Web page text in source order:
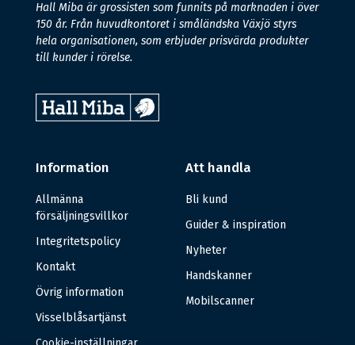
Hall Miba är grossisten som funnits på marknaden i över
150 år. Från huvudkontoret i småländska Växjö styrs
hela organisationen, som erbjuder prisvärda produkter
till kunder i rörelse.
Information
Allmänna
försäljningsvillkor
Integritetspolicy
Kontakt
Övrig information
Visselblåsartjänst
Att handla
Bli kund
Guider & inspiration
Nyheter
Handskanner
Mobilscanner